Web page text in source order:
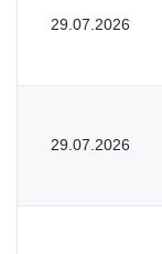
29.07.2026
29.07.2026